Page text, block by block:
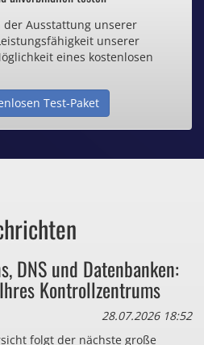
.de Domain
1,25€ / Monat
Zertifikate
auch zu viel
gar nicht brauchen?
der Ausstattung unserer
unserer
eines kostenlosen
Test-Paket
DNS und Datenbanken:
Kontrollzentrums
28.07.2026 18:52
folgt der nächste große